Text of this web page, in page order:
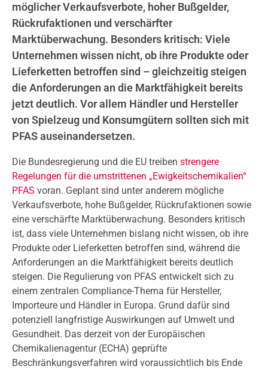
möglicher Verkaufsverbote, hoher Bußgelder,
Rückrufaktionen und verschärfter
Marktüberwachung. Besonders kritisch: Viele
Unternehmen wissen nicht, ob ihre Produkte oder
Lieferketten betroffen sind – gleichzeitig steigen
die Anforderungen an die Marktfähigkeit bereits
jetzt deutlich. Vor allem Händler und Hersteller
von Spielzeug und Konsumgütern sollten sich mit
PFAS auseinandersetzen.
Die Bundesregierung und die EU treiben strengere
Regelungen für die umstrittenen „Ewigkeitschemikalien“
PFAS voran. Geplant sind unter anderem mögliche
Verkaufsverbote, hohe Bußgelder, Rückrufaktionen sowie
eine verschärfte Marktüberwachung. Besonders kritisch
ist, dass viele Unternehmen bislang nicht wissen, ob ihre
Produkte oder Lieferketten betroffen sind, während die
Anforderungen an die Marktfähigkeit bereits deutlich
steigen. Die Regulierung von PFAS entwickelt sich zu
einem zentralen Compliance-Thema für Hersteller,
Importeure und Händler in Europa. Grund dafür sind
potenziell langfristige Auswirkungen auf Umwelt und
Gesundheit. Das derzeit von der Europäischen
Chemikalienagentur (ECHA) geprüfte
Beschränkungsverfahren wird voraussichtlich bis Ende